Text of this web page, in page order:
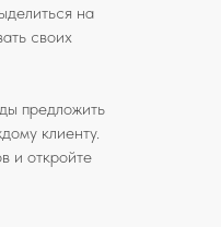
на
своих
предложить
клиенту.
и откройте